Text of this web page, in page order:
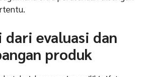
evaluasi dan
produk